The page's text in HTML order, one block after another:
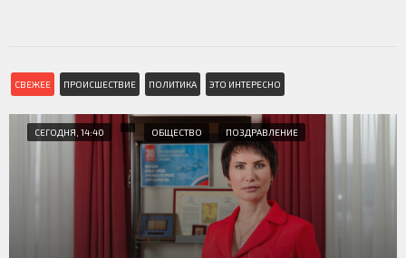
СВЕЖЕЕ ПРОИСШЕСТВИЕ ПОЛИТИКА ЭТО ИНТЕРЕСНО
СЕГОДНЯ, 14:40 ОБЩЕСТВО ПОЗДРАВЛЕНИЕ